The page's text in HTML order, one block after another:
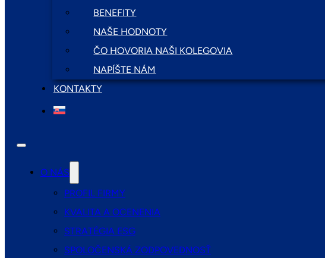
BENEFITY
NAŠE HODNOTY
ČO HOVORIA NAŠI KOLEGOVIA
NAPÍŠTE NÁM
KONTAKTY
O NÁS
PROFIL FIRMY
KVALITA A OCENENIA
STRATÉGIA ESG
SPOLOČENSKÁ ZODPOVEDNOSŤ